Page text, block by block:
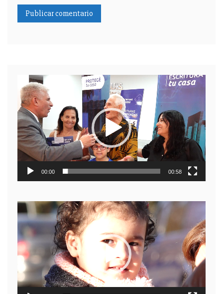
Reproductor
de
video
00:00 00:58
Reproductor
de
video